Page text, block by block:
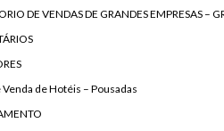
DE VENDAS DE GRANDES EMPRESAS –
de Hotéis – Pousadas